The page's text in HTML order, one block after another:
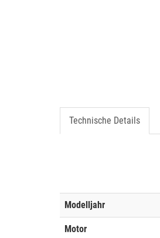
Technische Details
Modelljahr
Motor